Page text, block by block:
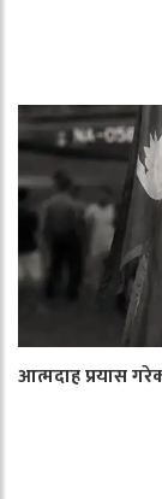
आत्मदाह प्रयास